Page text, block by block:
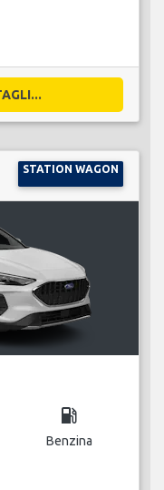
STATION WAGON
local_gas_station
Benzina